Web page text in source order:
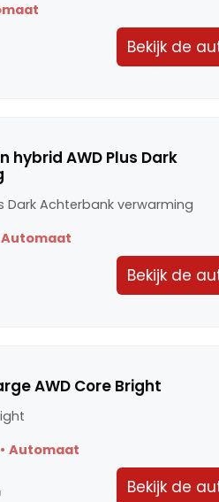
Bekijk de
hybrid AWD Plus Dark
Dark Achterbank verwarming
Automaat
Bekijk de
AWD Core Bright
Automaat
Bekijk de